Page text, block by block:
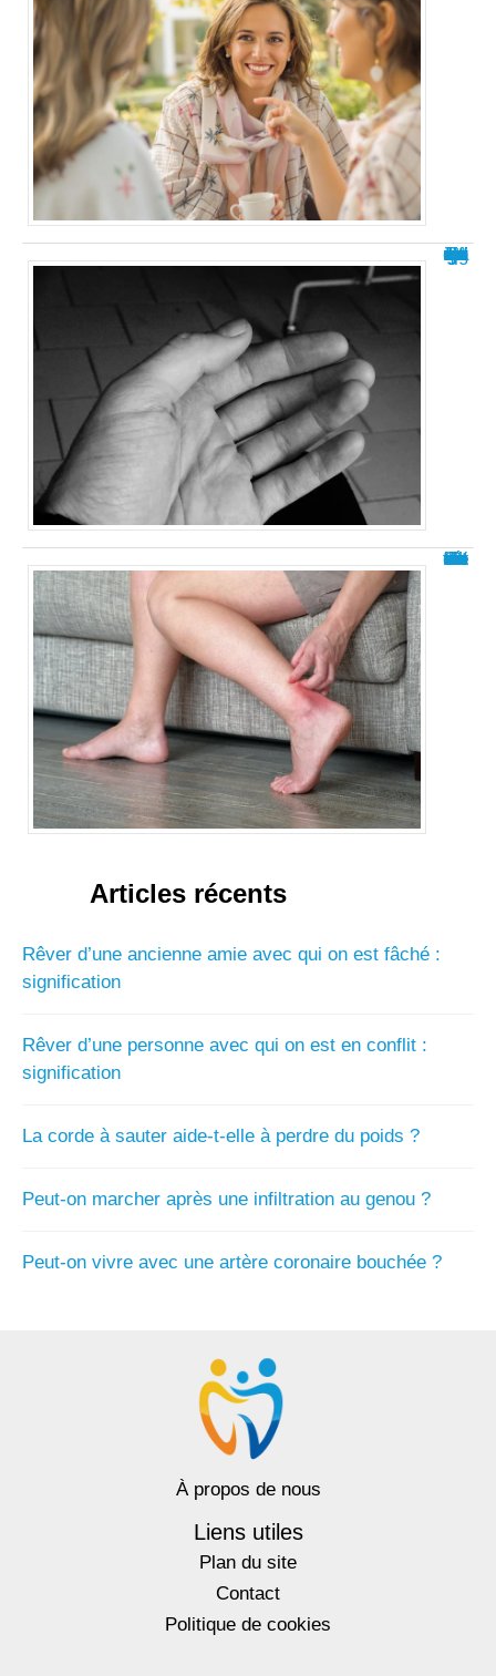
Paume de la main gauche qui gratte : la signification spirituelle
Comment savoir si on fait de la rétention d’eau ?
Articles récents
Rêver d’une ancienne amie avec qui on est fâché :
signification
Rêver d’une personne avec qui on est en conflit :
signification
La corde à sauter aide-t-elle à perdre du poids ?
Peut-on marcher après une infiltration au genou ?
Peut-on vivre avec une artère coronaire bouchée ?
À propos de nous
Liens utiles
Plan du site
Contact
Politique de cookies